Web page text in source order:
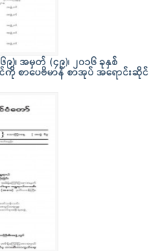
)၊ အမှတ် (၄၉)၊ ၂၀၁၆ ခုနှစ်
စာပေဗိမာန် စာအုပ် အရောင်းဆိုင်